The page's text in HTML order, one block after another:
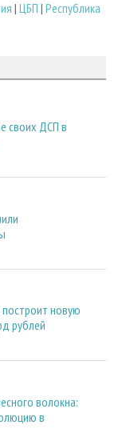
| ЦБП | Республика
своих ДСП в
новую
рублей
волокна:
в